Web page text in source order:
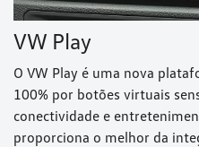
VW Play
O VW Play é uma nova
100% por botões virtuais
conectividade e
proporciona o melhor da